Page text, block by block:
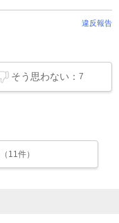
違反報告
そう思わない：7
（11件）